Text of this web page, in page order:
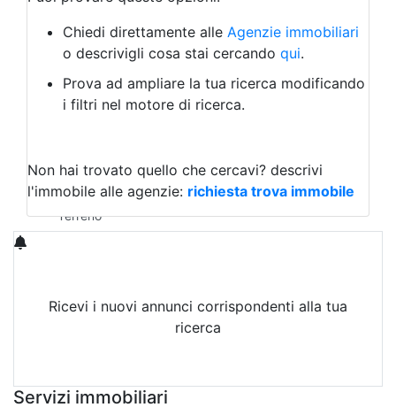
Albergo
Laboratorio Artigianale
Negozio/locale commerciale
Agriturismo
Magazzini
Qualsiasi
Terreno edificabile
Terreno
Chiedi direttamente alle Agenzie immobiliari
o descrivigli cosa stai cercando qui.
Prova ad ampliare la tua ricerca modificando
i filtri nel motore di ricerca.
Non hai trovato quello che cercavi? descrivi
l'immobile alle agenzie: richiesta trova immobile
Ricevi i nuovi annunci corrispondenti alla tua
ricerca
Servizi immobiliari